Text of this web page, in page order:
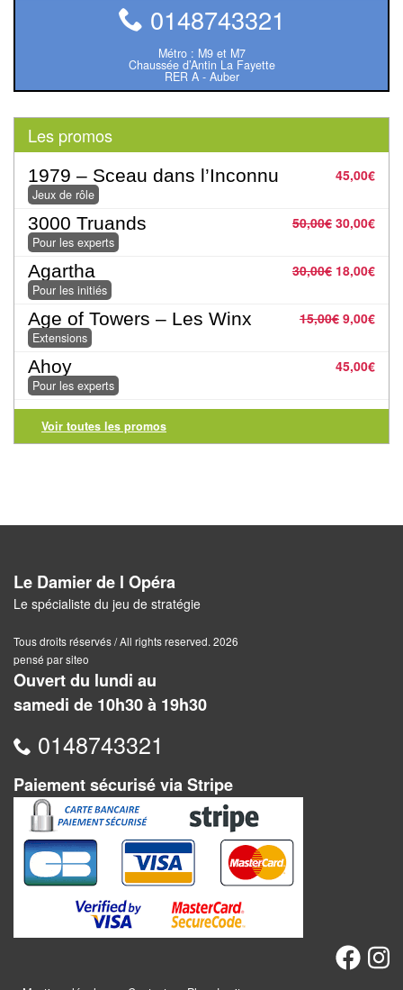
experts
En
solitaire
Pour
2
Joueurs
Ambiance
Coopératif
Gestion
Escape
Game
Jeux
Jeux
abstraits
Extensions
Casse-
têtes
Accessoires
Backgammon
Jeux
traditionnels
Dominos
Jeu
0148743321
Métro : M9 et M7
Chaussée d’Antin La Fayette
RER A - Auber
Les promos
45,00€
1979 – Sceau dans l’Inconnu
Jeux de rôle
50,00€ 30,00€
3000 Truands
Pour les experts
30,00€ 18,00€
Agartha
Pour les initiés
15,00€ 9,00€
Age of Towers – Les Winx
Extensions
45,00€
Ahoy
Pour les experts
Voir toutes les promos
Le Damier de l Opéra
Le spécialiste du jeu de stratégie
Tous droits réservés / All rights reserved. 2026
pensé par siteo
Ouvert du lundi au
samedi de 10h30 à 19h30
0148743321
Paiement sécurisé via Stripe